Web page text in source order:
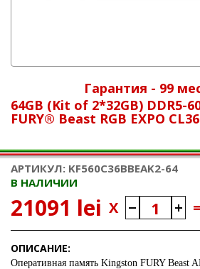
Гарантия - 99
64GB (Kit of 2*32GB) DDR5-
FURY® Beast RGB EXPO CL36
АРТИКУЛ: KF560C36BBEAK2-64
В НАЛИЧИИ
21091 lei X =
ОПИСАНИЕ:
Оперативная память Kingston FURY Beast